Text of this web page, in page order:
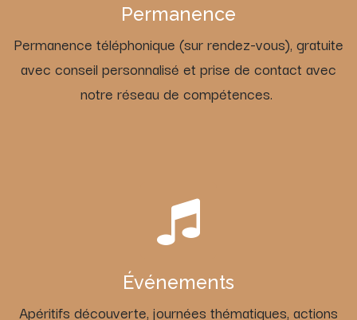
Permanence
Permanence téléphonique (sur rendez-vous), gratuite
avec conseil personnalisé et prise de contact avec
notre réseau de compétences.
Événements
Apéritifs découverte, journées thématiques, actions